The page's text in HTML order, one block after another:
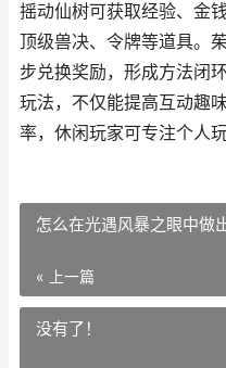
摇动仙树可获取经验、金
顶级兽决、令牌等道具。
步兑换奖励，形成方法闭
玩法，不仅能提高互动趣
率，休闲玩家可专注个人
怎么在光遇风暴之眼中做
« 上一篇
没有了！